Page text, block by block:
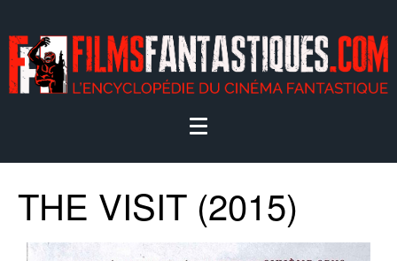
THE VISIT (2015)